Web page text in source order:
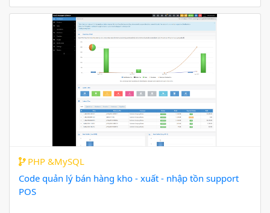
PHP &MySQL
Code quản lý bán hàng kho - xuất - nhập tồn support
POS